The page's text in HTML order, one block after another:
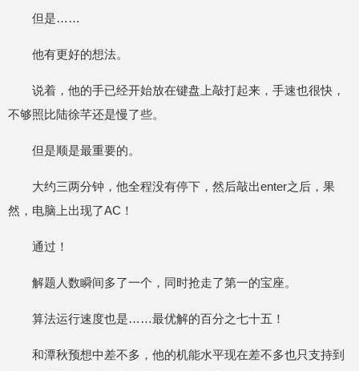
但是……
他有更好的想法。
说着，他的手已经开始放在键盘上敲打起来，手速也很快，
不够照比陆徐芊还是慢了些。
但是顺是最重要的。
大约三两分钟，他全程没有停下，然后敲出enter之后，果
然，电脑上出现了AC！
通过！
解题人数瞬间多了一个，同时抢走了第一的宝座。
算法运行速度也是……最优解的百分之七十五！
和潭秋预想中差不多，他的机能水平现在差不多也只支持到